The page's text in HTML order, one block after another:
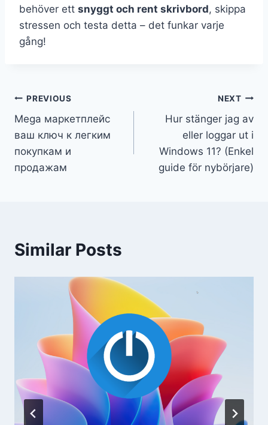
behöver ett snyggt och rent skrivbord, skippa
stressen och testa detta – det funkar varje
gång!
Post
navigation
PREVIOUS
Mega маркетплейс
ваш ключ к легким
покупкам и
продажам
NEXT
Hur stänger jag av
eller loggar ut i
Windows 11? (Enkel
guide för nybörjare)
Similar Posts